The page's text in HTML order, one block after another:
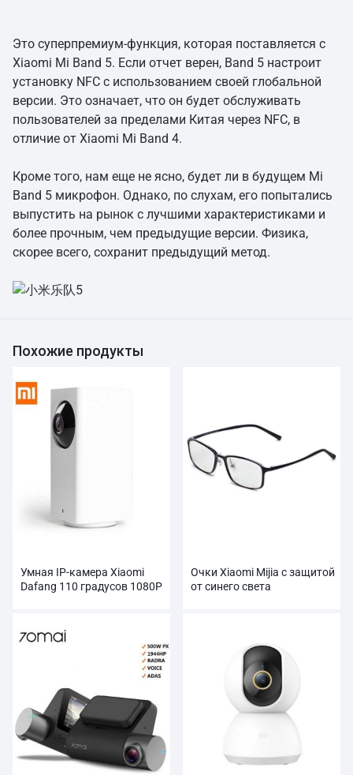
Это суперпремиум-функция, которая поставляется с
Xiaomi Mi Band 5. Если отчет верен, Band 5 настроит
установку NFC с использованием своей глобальной
версии. Это означает, что он будет обслуживать
пользователей за пределами Китая через NFC, в
отличие от Xiaomi Mi Band 4.
Кроме того, нам еще не ясно, будет ли в будущем Mi
Band 5 микрофон. Однако, по слухам, его попытались
выпустить на рынок с лучшими характеристиками и
более прочным, чем предыдущие версии. Физика,
скорее всего, сохранит предыдущий метод.
Похожие продукты
Умная IP-камера Xiaomi
Dafang 110 градусов 1080P
Очки Xiaomi Mijia с защитой
от синего света